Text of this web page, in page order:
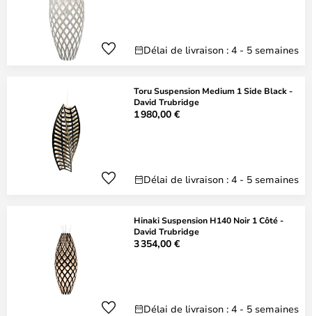
Délai de livraison : 4 - 5 semaines
Toru Suspension Medium 1 Side Black -
David Trubridge
1 980,00 €
Délai de livraison : 4 - 5 semaines
Hinaki Suspension H140 Noir 1 Côté -
David Trubridge
3 354,00 €
Délai de livraison : 4 - 5 semaines